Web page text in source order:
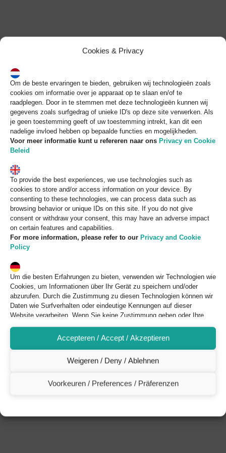
Cookies & Privacy
Om de beste ervaringen te bieden, gebruiken wij technologieën zoals
cookies om informatie over je apparaat op te slaan en/of te
raadplegen. Door in te stemmen met deze technologieën kunnen wij
gegevens zoals surfgedrag of unieke ID's op deze site verwerken. Als
je geen toestemming geeft of uw toestemming intrekt, kan dit een
nadelige invloed hebben op bepaalde functies en mogelijkheden.
Voor meer informatie kunt u refereren naar ons Privacy en Cookie
Beleid
To provide the best experiences, we use technologies such as
cookies to store and/or access information on your device. By
consenting to these technologies, we can process data such as
browsing behavior or unique IDs on this site. If you do not give
consent or withdraw your consent, this may have an adverse impact
on certain features and capabilities.
For more information, please refer to our Privacy and Cookie
Policy
Um die besten Erfahrungen zu bieten, verwenden wir Technologien wie
Cookies, um Informationen über Ihr Gerät zu speichern und/oder
abzurufen. Durch die Zustimmung zu diesen Technologien können wir
Daten wie Surfverhalten oder eindeutige Kennungen auf dieser
Website verarbeiten. Wenn Sie keine Zustimmung geben oder Ihre
Funktionen und Möglichkeiten auswirken.
Für weitere Informationen können Sie auf unsere
Accepteren / Accept / Akzeptieren
Weigeren / Deny / Ablehnen
Voorkeuren / Preferences / Präferenzen
Bij Vleveka bieden wij een
groot aanbod aan
producten.
Hieronder kunt u zien wat
wij (onder andere) in ons
assortiment hebben.